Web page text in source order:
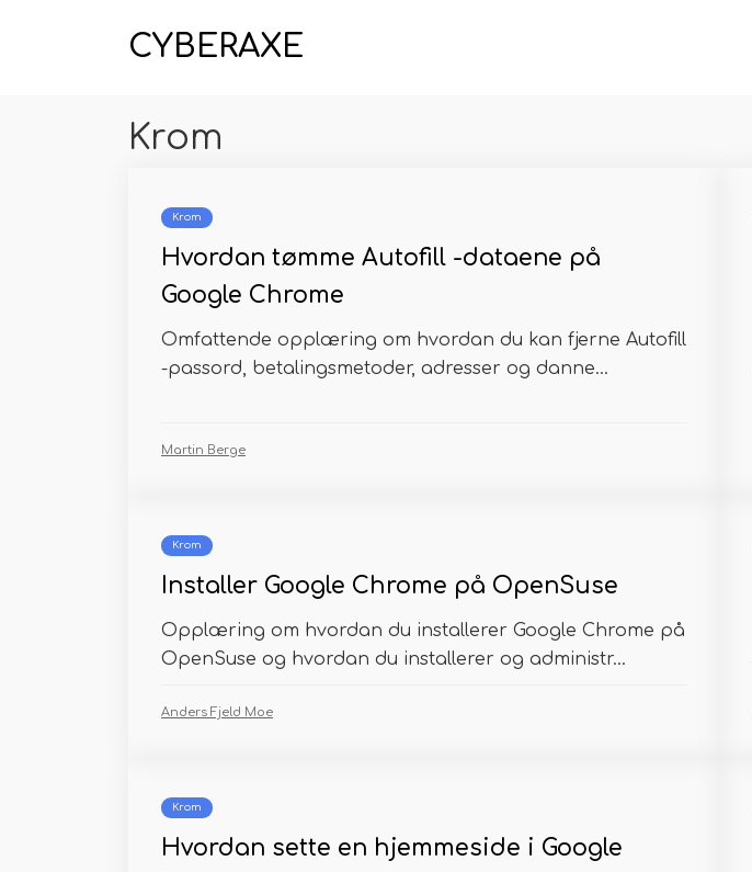
CYBERAXE
Krom
Krom
Hvordan tømme Autofill -dataene på
Google Chrome
Omfattende opplæring om hvordan du kan fjerne Autofill
-passord, betalingsmetoder, adresser og danne...
Martin Berge
Krom
Installer Google Chrome på OpenSuse
Opplæring om hvordan du installerer Google Chrome på
OpenSuse og hvordan du installerer og administr...
Anders Fjeld Moe
Krom
Hvordan sette en hjemmeside i Google